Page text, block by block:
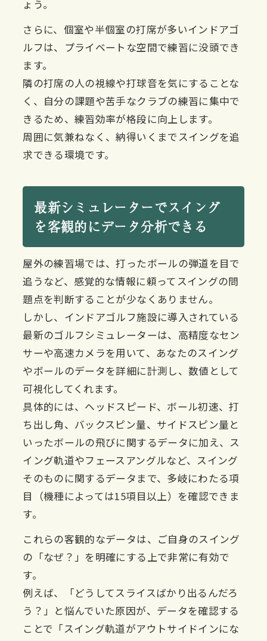
ょう。
さらに、個室や半個室の打席が多いインドアゴ
ルフは、プライベートな空間で練習に没頭でき
ます。
隣の打席の人の視線や打球音を気にすることな
く、自分の課題や苦手なクラブの練習に集中で
きるため、練習効率が格段に向上します。
周囲に気兼ねなく、納得いくまでスイングを追
求できる環境です。
最新シミュレーターでスイング
を客観的にデータ分析できる
屋外の練習場では、打ったボールの弾道を目で
追うなど、感覚的な情報に頼ってスイングの問
題点を判断することが少なくありません。
しかし、インドアゴルフ施設に導入されている
最新のゴルフシミュレーターは、高精度なセン
サーや高速カメラを用いて、あなたのスイング
やボールのデータを詳細に計測し、数値として
可視化してくれます。
具体的には、ヘッドスピード、ボール初速、打
ち出し角、バックスピン量、サイドスピン量と
いったボールの飛びに関するデータに加え、ス
イング軌道やフェースアングルなど、スイング
そのものに関するデータまで、多岐にわたる項
目（機種によっては15項目以上）を確認できま
す。
これらの客観的なデータは、ご自身のスイング
の「なぜ？」を明確にする上で非常に有効で
す。
例えば、「どうしてスライスばかり出るんだろ
う？」と悩んでいた原因が、データを確認する
ことで「スイング軌道がアウトサイドインにな